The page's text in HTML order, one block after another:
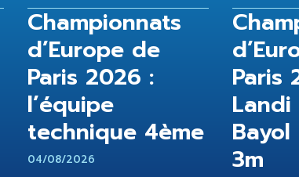
Championnats
d’Europe de
Paris 2026 :
l’équipe
technique 4ème
04/08/2026
Paris
Landi
Bayol
3m